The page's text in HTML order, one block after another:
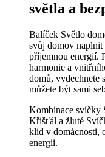
světla a
Balíček Světlo
svůj domov naplnit
příjemnou energií.
harmonie a
domů, vydechnete
můžete být sami
Kombinace svíčky
Křišťál a žluté
klid v domácnosti,
energii.